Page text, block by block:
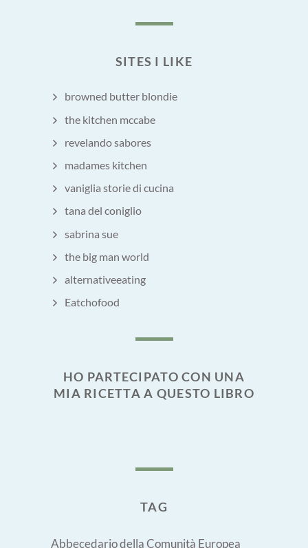
SITES I LIKE
browned butter blondie
the kitchen mccabe
revelando sabores
madames kitchen
vaniglia storie di cucina
tana del coniglio
sabrina sue
the big man world
alternativeeating
Eatchofood
HO PARTECIPATO CON UNA
MIA RICETTA A QUESTO LIBRO
TAG
Abbecedario della Comunità Europea